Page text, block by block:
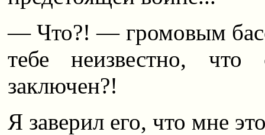
— Что?! — громовым
тебе неизвестно,
заключен?!
Я заверил его, что мне